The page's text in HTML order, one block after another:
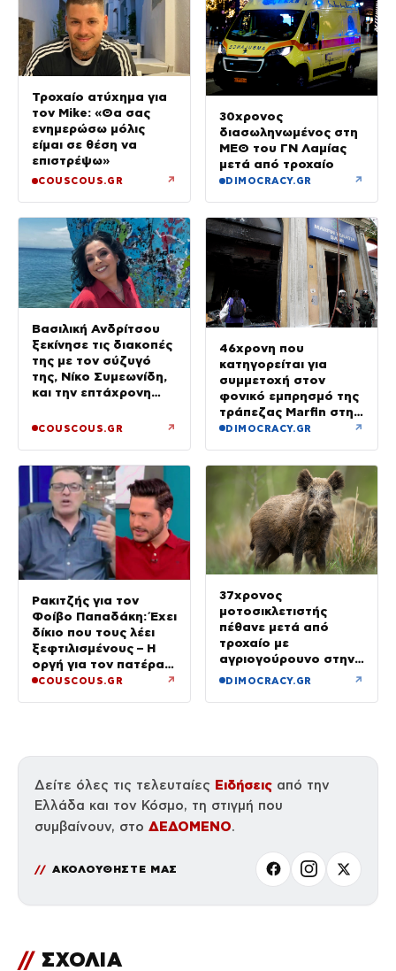
Τροχαίο ατύχημα για
τον Mike: «Θα σας
ενημερώσω μόλις
είμαι σε θέση να
επιστρέψω»
COUSCOUS.GR ↗
30χρονος
διασωληνωμένος στη
ΜΕΘ του ΓΝ Λαμίας
μετά από τροχαίο
DIMOCRACY.GR ↗
Βασιλική Ανδρίτσου
ξεκίνησε τις διακοπές
της με τον σύζυγό
της, Νίκο Συμεωνίδη,
και την επτάχρονη
COUSCOUS.GR ↗
46χρονη που
κατηγορείται για
συμμετοχή στον
φονικό εμπρησμό της
τράπεζας Marfin στην
Αθήνα
DIMOCRACY.GR ↗
Ρακιτζής για τον
Φοίβο Παπαδάκη: Έχει
δίκιο που τους λέει
ξεφτιλισμένους – Η
οργή για τον πατέρα
του
COUSCOUS.GR ↗
37χρονος
μοτοσικλετιστής
πέθανε μετά από
τροχαίο με
αγριογούρουνο στην
Εύβοια
DIMOCRACY.GR ↗
Δείτε όλες τις τελευταίες Ειδήσεις από την
Ελλάδα και τον Κόσμο, τη στιγμή που
συμβαίνουν, στο ΔΕΔΟΜΕΝΟ.
ΑΚΟΛΟΥΘΗΣΤΕ ΜΑΣ
// ΣΧΟΛΙΑ